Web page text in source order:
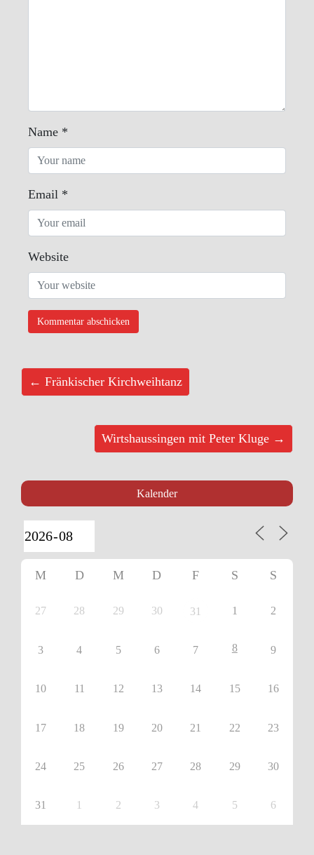
Name *
Email *
Website
← Fränkischer Kirchweihtanz
Wirtshaussingen mit Peter Kluge →
Kalender
M D M D F S S
27 28 29 30 31 1 2
3 4 5 6 7 8 9
10 11 12 13 14 15 16
17 18 19 20 21 22 23
24 25 26 27 28 29 30
31 1 2 3 4 5 6